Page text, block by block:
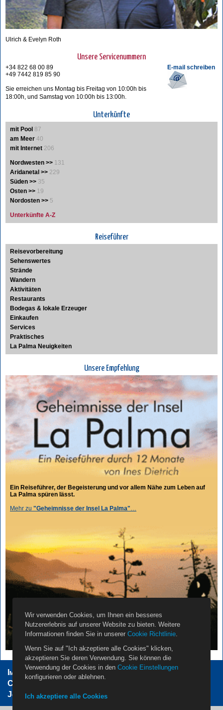
Ulrich & Evelyn Roth
Unsere Servicenummern
E-mail schreiben
+34 822 68 00 89
+49 7442 819 85 90
Sie erreichen uns Montag bis Freitag von 10:00h bis
18:00h, und Samstag von 10:00h bis 13:00h.
Unterkünfte
mit Pool 87
am Meer 40
mit Internet 206
Nordwesten >> 131
Aridanetal >> 229
Süden >> 35
Osten >> 19
Nordosten >> 5
Unterkünfte A-Z
Reiseführer
Reisevorbereitung
Sehenswertes
Strände
Wandern
Aktivitäten
Restaurants
Bodegas & lokale Erzeuger
Einkaufen
Services
Praktisches
La Palma Neuigkeiten
Unsere Empfehlung
Ein Reiseführer, der Begeisterung und vor allem Nähe zum Leben auf
La Palma spüren lässt.
Mehr zu "Geheimnisse der Insel La Palma"…
Impressum AGB
Datenschutzerklärung
Cookie Einstellungen
Jobs
Über Uns Kontakt
Wir verwenden Cookies, um Ihnen ein besseres
Nutzererlebnis auf unserer Website zu bieten. Weitere
Informationen finden Sie in unserer Cookie Richtlinie.
Wenn Sie auf "Ich akzeptiere alle Cookies" klicken,
akzeptieren Sie deren Verwendung. Sie können die
Verwendung der Cookies in den Cookie Einstellungen
konfigurieren oder ablehnen.
Ich akzeptiere alle Cookies